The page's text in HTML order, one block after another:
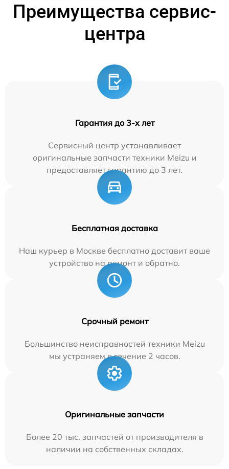
Преимущества сервис-
центра
Гарантия до 3-х лет
Сервисный центр устанавливает
оригинальные запчасти техники Meizu и
предоставляет гарантию до 3 лет.
Бесплатная доставка
Наш курьер в Москве бесплатно доставит ваше
устройство на ремонт и обратно.
Срочный ремонт
Большинство неисправностей техники Meizu
мы устраняем в течение 2 часов.
Оригинальные запчасти
Более 20 тыс. запчастей от производителя в
наличии на собственных складах.